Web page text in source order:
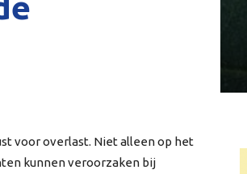
voor overlast. Niet alleen op het
kunnen veroorzaken bij